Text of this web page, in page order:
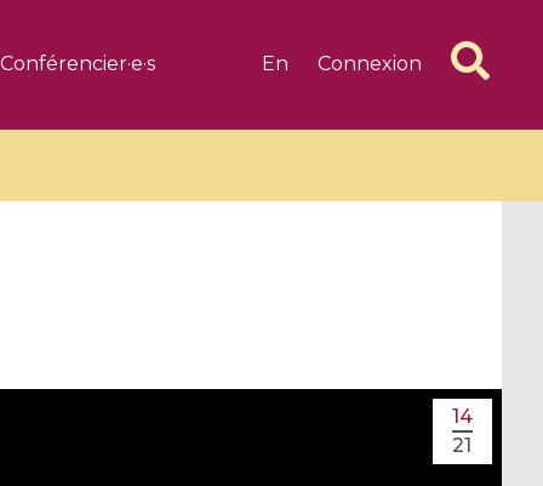
Conférencier·e·s En Connexion
complex
CIMPA-CIRM Fellowships «
14
21